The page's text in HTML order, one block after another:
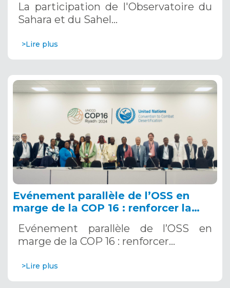
Saoudite
La participation de l'Observatoire du
Sahara et du Sahel…
>Lire plus
Evénement parallèle de l’OSS en
marge de la COP 16 : renforcer la
Systèmes d’Alerte Précoce
Multirisques. 12 décembre 2024
Evénement parallèle de l’OSS en
marge de la COP 16 : renforcer…
>Lire plus